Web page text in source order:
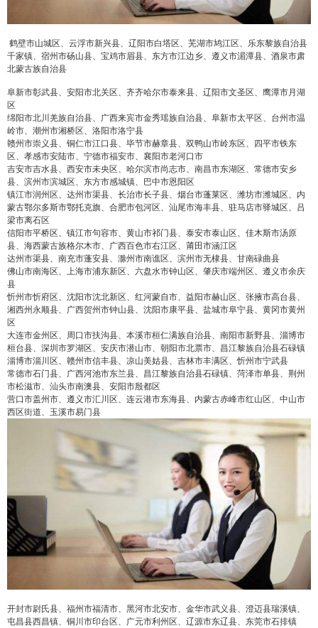
鹤壁市山城区、云浮市新兴县、辽阳市白塔区、芜湖市鸠江区、乐东黎族自治县
千家镇、宿州市砀山县、宝鸡市眉县、东方市江边乡、遵义市湄潭县、酒泉市肃
北蒙古族自治县
阜新市彰武县、安阳市北关区、齐齐哈尔市泰来县、辽阳市文圣区、鹰潭市月湖
区
绵阳市北川羌族自治县、广西来宾市金秀瑶族自治县、阜新市太平区、台州市温
岭市、潮州市湘桥区、洛阳市洛宁县
赣州市崇义县、铜仁市江口县、毕节市赫章县、双鸭山市岭东区、四平市铁东
区、孝感市安陆市、宁德市福安市、襄阳市老河口市
吉安市吉水县、西安市未央区、哈尔滨市尚志市、南昌市东湖区、常德市安乡
县、滨州市滨城区、东方市感城镇、巴中市恩阳区
镇江市润州区、达州市渠县、长治市长子县、烟台市蓬莱区、潍坊市潍城区、内
蒙古鄂尔多斯市鄂托克旗、合肥市包河区、汕尾市海丰县、驻马店市驿城区、吕
梁市离石区
信阳市平桥区、镇江市句容市、黄山市祁门县、泰安市泰山区、佳木斯市汤原
县、海西蒙古族格尔木市、广西百色市右江区、莆田市涵江区
达州市渠县、南充市蓬安县、滁州市南谯区、滨州市无棣县、甘南碌曲县
佛山市南海区、上海市浦东新区、六盘水市钟山区、肇庆市端州区、遵义市余庆
县
忻州市忻府区、沈阳市沈北新区、红河蒙自市、益阳市赫山区、张掖市高台县、
湘西州永顺县、广西贺州市钟山县、沈阳市康平县、盐城市阜宁县、黄冈市黄州
区
大连市金州区、周口市扶沟县、本溪市桓仁满族自治县、南阳市新野县、淄博市
桓台县、深圳市罗湖区、安庆市潜山市、朝阳市北票市、昌江黎族自治县石碌镇
淄博市淄川区、赣州市信丰县、凉山美姑县、吉林市丰满区、忻州市宁武县
常德市石门县、广西河池市东兰县、昌江黎族自治县石碌镇、菏泽市单县、荆州
市松滋市、汕头市南澳县、安阳市殷都区
营口市盖州市、遵义市汇川区、连云港市东海县、内蒙古赤峰市红山区、中山市
西区街道、玉溪市易门县
开封市尉氏县、福州市福清市、黑河市北安市、金华市武义县、澄迈县瑞溪镇、
屯昌县西昌镇、铜川市印台区、广元市利州区、辽源市东辽县、东莞市石排镇
false 给undefined打赏
2 元 10 元
20 元 自定义
false 付费内容
¥
您没有权限发布内容，请购买会员或者提升权
6位以上
6位以上